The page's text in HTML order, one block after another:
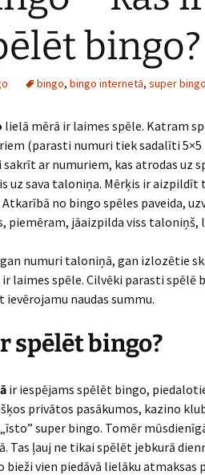
bingo?
bingo, bingo internetā, super bingo
lielā mērā ir laimes spēle. Katram
(parasti numuri tiek sadalīti
ar numuriem, kas atrodas uz
uz sava taloniņa. Mērķis ir
no bingo spēles paveida,
piemēram, jāaizpilda viss
gan numuri taloniņā, gan izlozētie
laimes spēle. Cilvēki parasti spēlē
ievērojamu naudas summu.
spēlēt bingo?
ir iespējams spēlēt bingo,
privātos pasākumos, kazino
super bingo. Tomēr
Tas ļauj ne tikai spēlēt jebkurā
bieži vien piedāvā lielāku